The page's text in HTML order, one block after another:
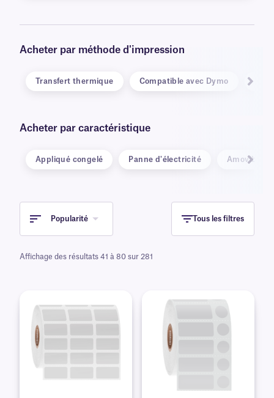
Acheter par méthode d'impression
Transfert thermique Compatible avec Dymo
Acheter par caractéristique
Appliqué congelé Panne d'électricité Amovible
Popularité Tous les filtres
Affichage des résultats 41 à 80 sur 281